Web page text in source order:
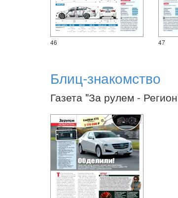
46 47
Блиц-знакомство
Газета "За рулем -